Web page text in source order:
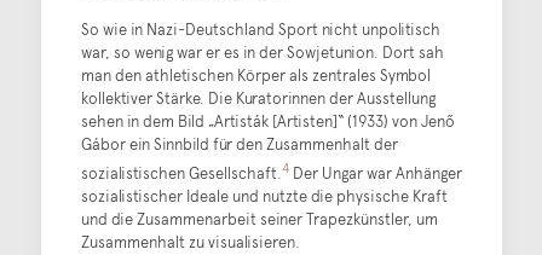
So wie in Nazi-Deutschland Sport nicht unpolitisch
war, so wenig war er es in der Sowjetunion. Dort sah
man den athletischen Körper als zentrales Symbol
kollektiver Stärke. Die Kuratorinnen der Ausstellung
sehen in dem Bild „Artisták [Artisten]“ (1933) von Jenő
Gábor ein Sinnbild für den Zusammenhalt der
sozialistischen Gesellschaft.4Der Ungar war Anhänger
sozialistischer Ideale und nutzte die physische Kraft
und die Zusammenarbeit seiner Trapezkünstler, um
Zusammenhalt zu visualisieren.